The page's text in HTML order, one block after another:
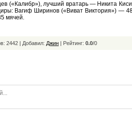
(«Калибр»), лучший вратарь — Никита
Вагиф Ширинов («Виват Виктория») —
мячей.
2442 | Добавил: Джин | Рейтинг: 0.0/0